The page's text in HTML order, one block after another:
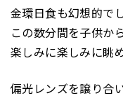
金環日食も幻想的で
この数分間を子供か
楽しみに楽しみに眺
偏光レンズを譲り合